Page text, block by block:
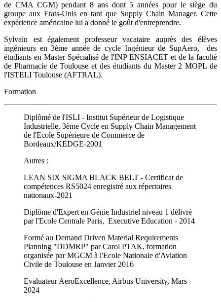
de CMA CGM) pendant 8 ans dont 5 années pour le siège du
groupe aux Etats-Unis en tant que Supply Chain Manager. Cette
expérience américaine lui a donné le goût d'entreprendre.
Sylvain est également professeur vacataire auprès des élèves
ingénieurs en 3ème année de cycle Ingénieur de SupAero, des
étudiants en Master Spécialisé de l'INP ENSIACET et de la faculté
de Pharmacie de Toulouse et des étudiants du Master 2 MOPL de
l'ISTELI Toulouse (AFTRAL).
Formation
Diplômé de l'ISLI - Institut Supérieur de Logistique
Industrielle, 3ème Cycle en Supply Chain Management
de l'Ecole Supérieure de Commerce de
Bordeaux/KEDGE-2001
Autres :
LEAN SIX SIGMA BLACK BELT - Certificat de
compétences RS5024 enregistré aux répertoires
nationaux-2021
Diplôme d'Expert en Génie Industriel niveau 1 délivré
par l'Ecole Centrale Paris, Executive Education - 2014
Formé au Demand Driven Material Requirements
Planning "DDMRP" par Carol PTAK, formation
organisée par MGCM à l'Ecole Nationale d'Aviation
Civile de Toulouse en Janvier 2016
Evaluateur AeroExcellence, Airbus University, Mars
2024